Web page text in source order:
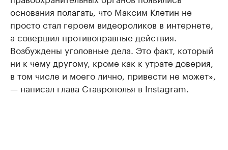
основания полагать, что Максим Клетин не
просто стал героем видеороликов в интернете,
а совершил противоправные действия.
Возбуждены уголовные дела. Это факт, который
ни к чему другому, кроме как к утрате доверия,
в том числе и моего лично, привести не может»,
— написал глава Ставрополья в Instagram.